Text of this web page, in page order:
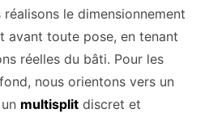
le dimensionnement
avant toute pose, en tenant
réelles du bâti. Pour les
nous orientons vers un
multisplit discret et